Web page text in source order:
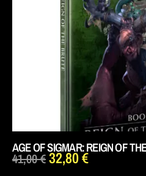
AGE OF SIGMAR: REIGN OF
41,00€32,80€